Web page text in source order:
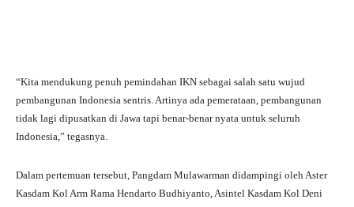
“Kita mendukung penuh pemindahan IKN sebagai salah satu wujud
pembangunan Indonesia sentris. Artinya ada pemerataan, pembangunan
tidak lagi dipusatkan di Jawa tapi benar-benar nyata untuk seluruh
Indonesia,” tegasnya.
Dalam pertemuan tersebut, Pangdam Mulawarman didampingi oleh Aster
Kasdam Kol Arm Rama Hendarto Budhiyanto, Asintel Kasdam Kol Deni